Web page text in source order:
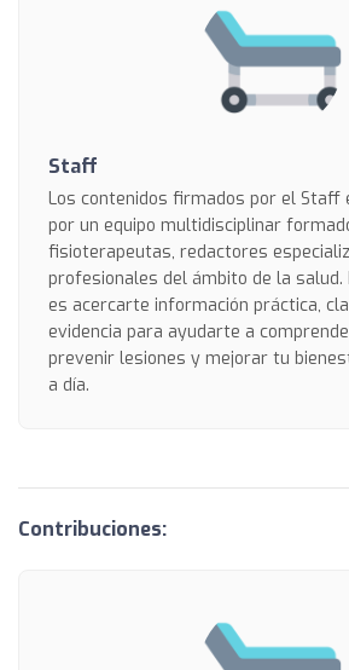
Staff
Los contenidos firmados por el Staff
por un equipo multidisciplinar
fisioterapeutas, redactores
profesionales del ámbito de la
es acercarte información práctica,
evidencia para ayudarte a
prevenir lesiones y mejorar tu
a día.
Contribuciones: